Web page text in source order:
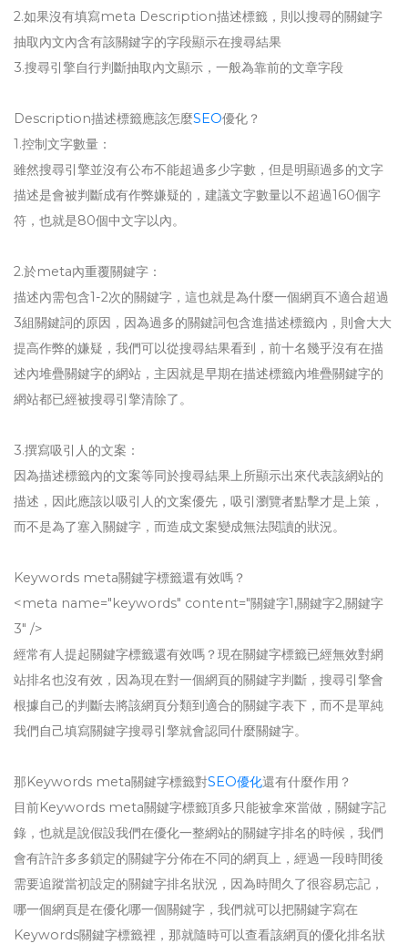
2.如果沒有填寫meta Description描述標籤，則以搜尋的關鍵字
抽取內文內含有該關鍵字的字段顯示在搜尋結果
3.搜尋引擎自行判斷抽取內文顯示，一般為靠前的文章字段
Description描述標籤應該怎麼SEO優化？
1.控制文字數量：
雖然搜尋引擎並沒有公布不能超過多少字數，但是明顯過多的文字
描述是會被判斷成有作弊嫌疑的，建議文字數量以不超過160個字
符，也就是80個中文字以內。
2.於meta內重覆關鍵字：
描述內需包含1-2次的關鍵字，這也就是為什麼一個網頁不適合超過
3組關鍵詞的原因，因為過多的關鍵詞包含進描述標籤內，則會大大
提高作弊的嫌疑，我們可以從搜尋結果看到，前十名幾乎沒有在描
述內堆疊關鍵字的網站，主因就是早期在描述標籤內堆疊關鍵字的
網站都已經被搜尋引擎清除了。
3.撰寫吸引人的文案：
因為描述標籤內的文案等同於搜尋結果上所顯示出來代表該網站的
描述，因此應該以吸引人的文案優先，吸引瀏覽者點擊才是上策，
而不是為了塞入關鍵字，而造成文案變成無法閱讀的狀況。
Keywords meta關鍵字標籤還有效嗎？
<meta name="keywords" content="關鍵字1,關鍵字2,關鍵字
3″ />
經常有人提起關鍵字標籤還有效嗎？現在關鍵字標籤已經無效對網
站排名也沒有效，因為現在對一個網頁的關鍵字判斷，搜尋引擎會
根據自己的判斷去將該網頁分類到適合的關鍵字表下，而不是單純
我們自己填寫關鍵字搜尋引擎就會認同什麼關鍵字。
那Keywords meta關鍵字標籤對SEO優化還有什麼作用？
目前Keywords meta關鍵字標籤頂多只能被拿來當做，關鍵字記
錄，也就是說假設我們在優化一整網站的關鍵字排名的時候，我們
會有許許多多鎖定的關鍵字分佈在不同的網頁上，經過一段時間後
需要追蹤當初設定的關鍵字排名狀況，因為時間久了很容易忘記，
哪一個網頁是在優化哪一個關鍵字，我們就可以把關鍵字寫在
Keywords關鍵字標籤裡，那就隨時可以查看該網頁的優化排名狀